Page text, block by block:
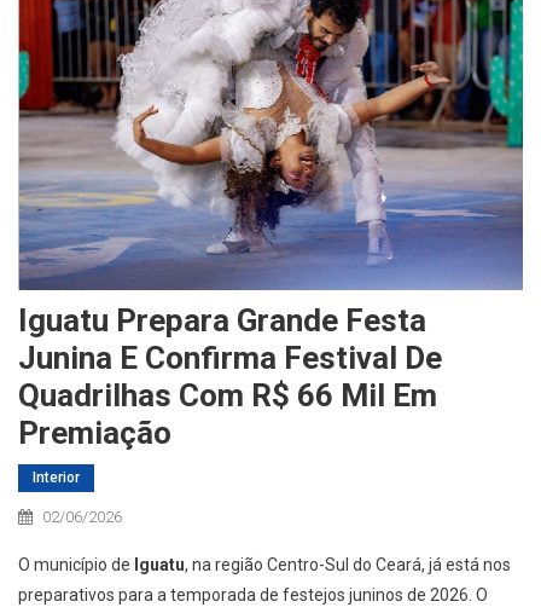
Iguatu Prepara Grande Festa
Junina E Confirma Festival De
Quadrilhas Com R$ 66 Mil Em
Premiação
Interior
02/06/2026
O município de Iguatu, na região Centro-Sul do Ceará, já está nos
preparativos para a temporada de festejos juninos de 2026. O